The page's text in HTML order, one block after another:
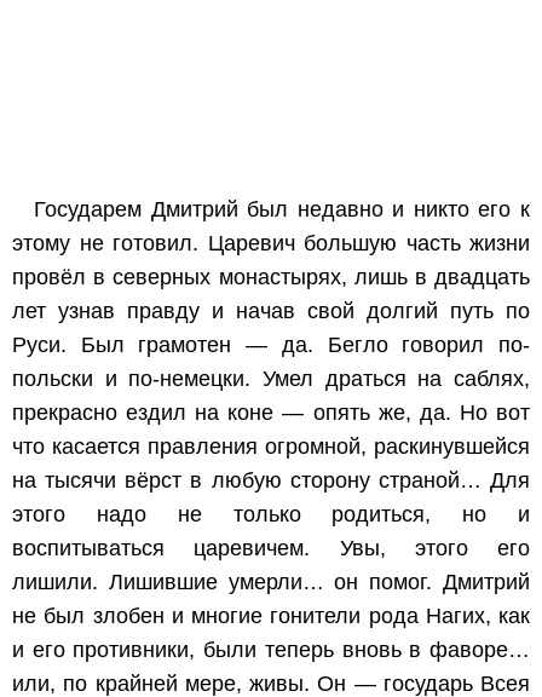
Государем Дмитрий был недавно и никто его к
этому не готовил. Царевич большую часть жизни
провёл в северных монастырях, лишь в двадцать
лет узнав правду и начав свой долгий путь по
Руси. Был грамотен — да. Бегло говорил по-
польски и по-немецки. Умел драться на саблях,
прекрасно ездил на коне — опять же, да. Но вот
что касается правления огромной, раскинувшейся
на тысячи вёрст в любую сторону страной… Для
этого надо не только родиться, но и
воспитываться царевичем. Увы, этого его
лишили. Лишившие умерли… он помог. Дмитрий
не был злобен и многие гонители рода Нагих, как
и его противники, были теперь вновь в фаворе…
или, по крайней мере, живы. Он — государь Всея